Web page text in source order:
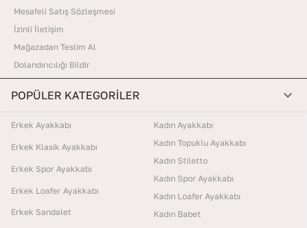
Mesafeli Satış Sözleşmesi
İzinli İletişim
Mağazadan Teslim Al
Dolandırıcılığı Bildir
POPÜLER KATEGORİLER
Erkek Ayakkabı
Erkek Klasik Ayakkabı
Erkek Spor Ayakkabı
Erkek Loafer Ayakkabı
Erkek Sandalet
Kadın Ayakkabı
Kadın Topuklu Ayakkabı
Kadın Stiletto
Kadın Spor Ayakkabı
Kadın Loafer Ayakkabı
Kadın Babet